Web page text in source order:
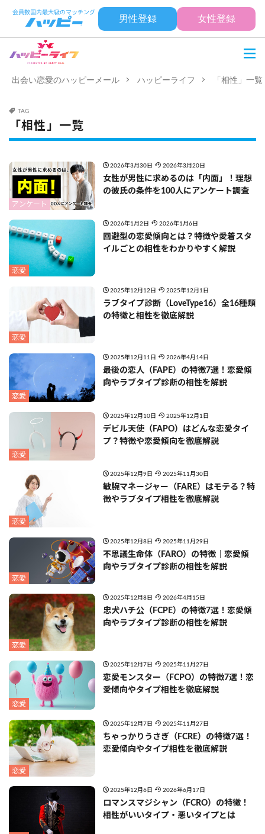
男性登録 女性登録
出会い恋愛のハッピーメール ハッピーライフ 「相性」一覧
TAG
「相性」一覧
アンケート
2026年3月30日 2026年3月20日
女性が男性に求めるのは「内面」！理想
の彼氏の条件を100人にアンケート調査
恋愛
2026年1月2日 2026年1月6日
回避型の恋愛傾向とは？特徴や愛着スタ
イルごとの相性をわかりやすく解説
恋愛
2025年12月12日 2025年12月1日
ラブタイプ診断（LoveType16）全16種類
の特徴と相性を徹底解説
恋愛
2025年12月11日 2026年4月14日
最後の恋人（FAPE）の特徴7選！恋愛傾
向やラブタイプ診断の相性を解説
恋愛
2025年12月10日 2025年12月1日
デビル天使（FAPO）はどんな恋愛タイ
プ？特徴や恋愛傾向を徹底解説
恋愛
2025年12月9日 2025年11月30日
敏腕マネージャー（FARE）はモテる？特
徴やラブタイプ相性を徹底解説
恋愛
2025年12月8日 2025年11月29日
不思議生命体（FARO）の特徴｜恋愛傾
向やラブタイプ診断の相性を解説
恋愛
2025年12月8日 2026年4月15日
忠犬ハチ公（FCPE）の特徴7選！恋愛傾
向やラブタイプ診断の相性を解説
恋愛
2025年12月7日 2025年11月27日
恋愛モンスター（FCPO）の特徴7選！恋
愛傾向やタイプ相性を徹底解説
恋愛
2025年12月7日 2025年11月27日
ちゃっかりうさぎ（FCRE）の特徴7選！
恋愛傾向やタイプ相性を徹底解説
2025年12月6日 2026年6月17日
ロマンスマジシャン（FCRO）の特徴！
相性がいいタイプ・悪いタイプとは